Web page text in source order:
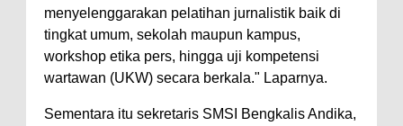
menyelenggarakan pelatihan jurnalistik baik di
tingkat umum, sekolah maupun kampus,
workshop etika pers, hingga uji kompetensi
wartawan (UKW) secara berkala." Laparnya.
Sementara itu sekretaris SMSI Bengkalis Andika,